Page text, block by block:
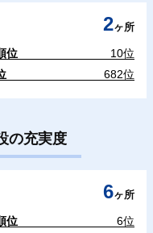
2ヶ所
位
10位
682位
の充実度
6ヶ所
位
6位